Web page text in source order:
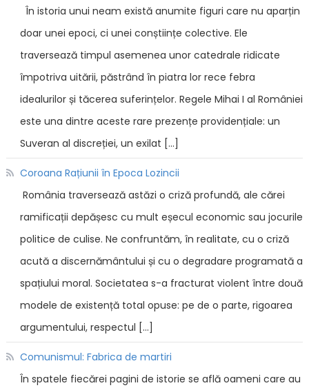
În istoria unui neam există anumite figuri care nu aparțin
doar unei epoci, ci unei conștiințe colective. Ele
traversează timpul asemenea unor catedrale ridicate
împotriva uitării, păstrând în piatra lor rece febra
idealurilor și tăcerea suferințelor. Regele Mihai I al României
este una dintre aceste rare prezențe providențiale: un
Suveran al discreției, un exilat […]
Coroana Rațiunii în Epoca Lozincii
România traversează astăzi o criză profundă, ale cărei
ramificații depășesc cu mult eșecul economic sau jocurile
politice de culise. Ne confruntăm, în realitate, cu o criză
acută a discernământului și cu o degradare programată a
spațiului moral. Societatea s-a fracturat violent între două
modele de existență total opuse: pe de o parte, rigoarea
argumentului, respectul […]
Comunismul: Fabrica de martiri
În spatele fiecărei pagini de istorie se află oameni care au